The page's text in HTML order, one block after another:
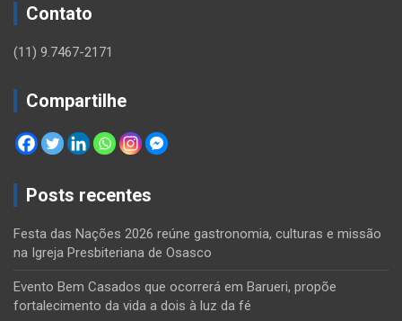
Contato
(11) 9.7467-2171
Compartilhe
Posts recentes
Festa das Nações 2026 reúne gastronomia, culturas e missão
na Igreja Presbiteriana de Osasco
Evento Bem Casados que ocorrerá em Barueri, propõe
fortalecimento da vida a dois à luz da fé